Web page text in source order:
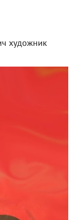
художник